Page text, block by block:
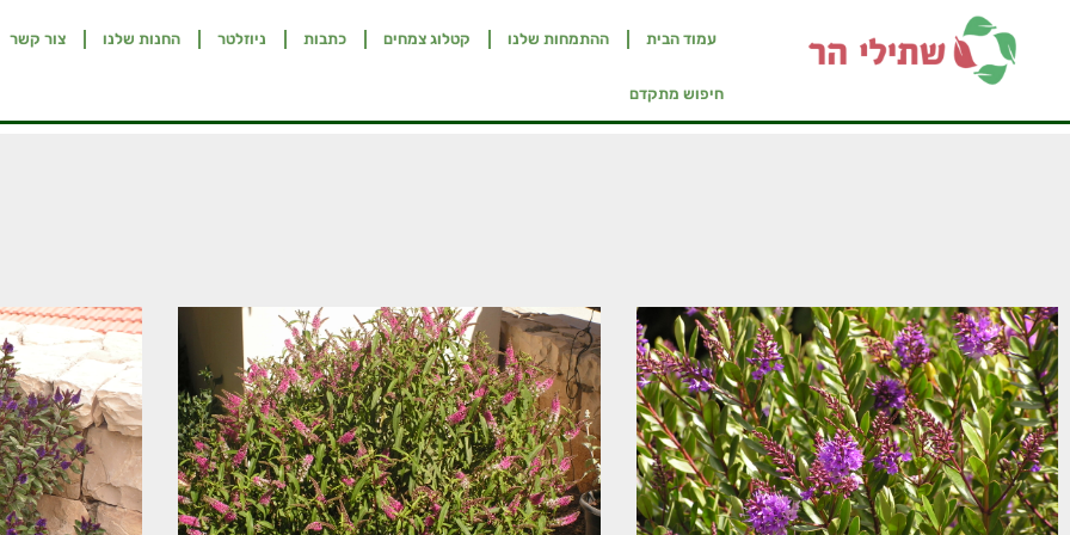
עמוד הבית ההתמחות שלנו קטלוג צמחים כתבות ניוזלטר החנות שלנו צור קשר
חיפוש מתקדם